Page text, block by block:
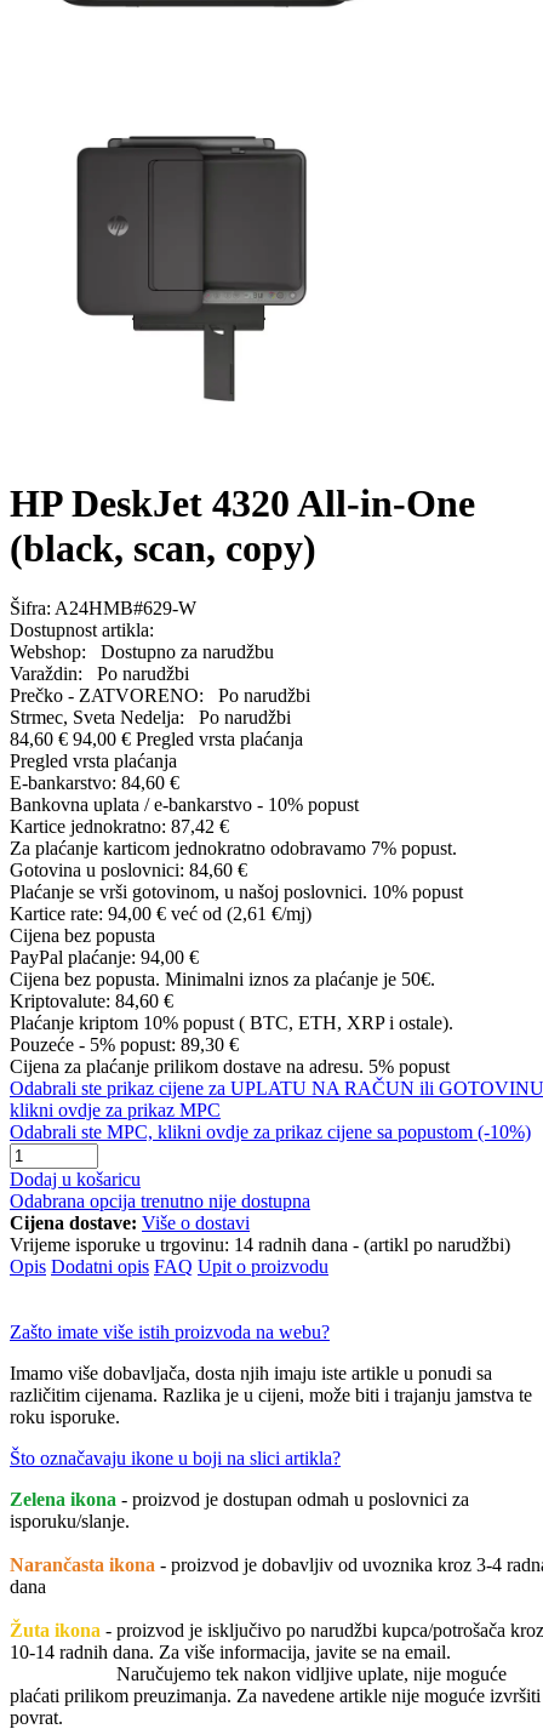
HP DeskJet 4320 All-in-One
(black, scan, copy)
Šifra: A24HMB#629-W
Dostupnost artikla:
Webshop:
Dostupno za narudžbu
Varaždin:
Po narudžbi
Prečko - ZATVORENO:
Po narudžbi
Strmec, Sveta Nedelja:
Po narudžbi
84,60 € 94,00 € Pregled vrsta plaćanja
Pregled vrsta plaćanja
E-bankarstvo: 84,60 €
Bankovna uplata / e-bankarstvo - 10% popust
Kartice jednokratno: 87,42 €
Za plaćanje karticom jednokratno odobravamo 7% popust.
Gotovina u poslovnici: 84,60 €
Plaćanje se vrši gotovinom, u našoj poslovnici. 10% popust
Kartice rate: 94,00 € već od (2,61 €/mj)
Cijena bez popusta
PayPal plaćanje: 94,00 €
Cijena bez popusta. Minimalni iznos za plaćanje je 50€.
Kriptovalute: 84,60 €
Plaćanje kriptom 10% popust ( BTC, ETH, XRP i ostale).
Pouzeće - 5% popust: 89,30 €
Cijena za plaćanje prilikom dostave na adresu. 5% popust
Odabrali ste prikaz cijene za UPLATU NA RAČUN ili
klikni ovdje za prikaz MPC
Odabrali ste MPC, klikni ovdje za prikaz cijene sa popustom (-10%)
Dodaj u košaricu
Odabrana opcija trenutno nije dostupna
Cijena dostave: Više o dostavi
Vrijeme isporuke u trgovinu: 14 radnih dana - (artikl po narudžbi)
Opis Dodatni opis FAQ Upit o proizvodu
Zašto imate više istih proizvoda na webu?
Imamo više dobavljača, dosta njih imaju iste artikle u ponudi sa
različitim cijenama. Razlika je u cijeni, može biti i trajanju jamstva te
roku isporuke.
Što označavaju ikone u boji na slici artikla?
Zelena ikona - proizvod je dostupan odmah u poslovnici za
isporuku/slanje.
Narančasta ikona - proizvod je dobavljiv od uvoznika kroz 3-4
dana
Žuta ikona - proizvod je isključivo po narudžbi kupca/potrošača kroz
10-14 radnih dana. Za više informacija, javite se na email.
Naručujemo tek nakon vidljive uplate, nije moguće
plaćati prilikom preuzimanja. Za navedene artikle nije moguće izvršiti
povrat.